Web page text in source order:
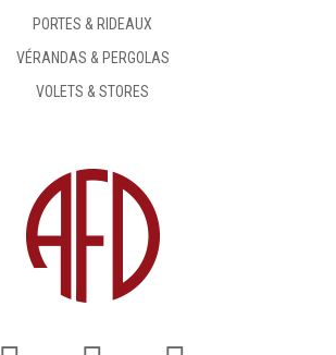
PORTES & RIDEAUX
VÉRANDAS & PERGOLAS
VOLETS & STORES